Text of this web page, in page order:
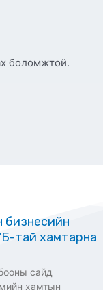
боломжтой.
бизнесийн
тай хамтарна
сайд
хамтын